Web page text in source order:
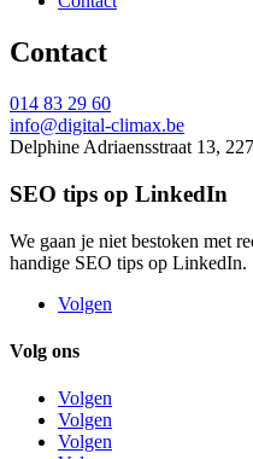
Contact
014 83 29 60
info@digital-climax.be
Delphine Adriaensstraat 13,
SEO tips op LinkedIn
We gaan je niet bestoken met
handige SEO tips op LinkedIn.
Volgen
Volg ons
Volgen
Volgen
Volgen